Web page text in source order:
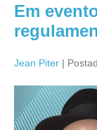
Em
Jean Piter |